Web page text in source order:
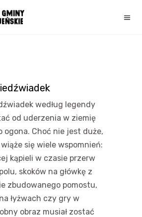
według legendy
od uderzenia w ziemię
ogona. Choć nie jest duże,
się wiele wspomnień:
kąpieli w czasie przerw
skoków na główkę z
zbudowanego pomostu,
łyżwach czy gry w
obraz musiał zostać